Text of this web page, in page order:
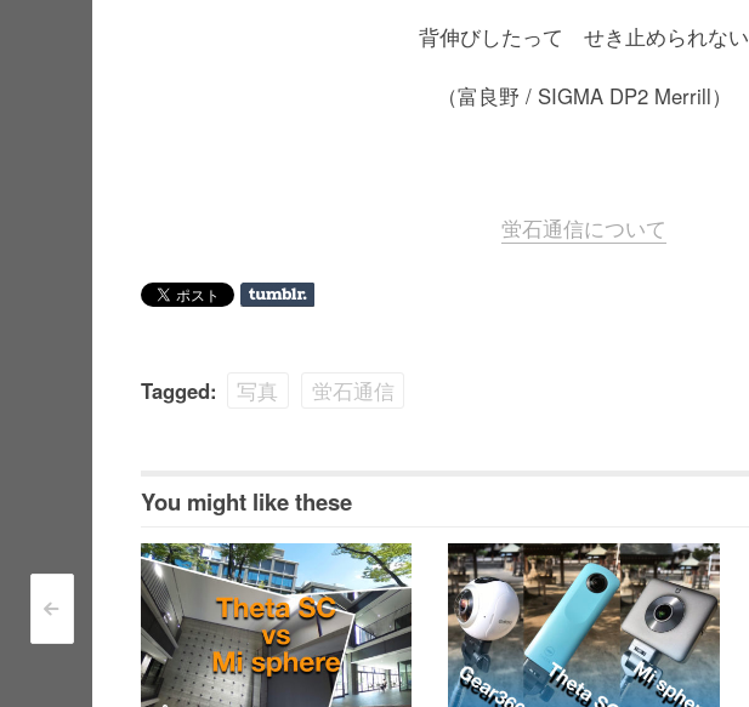
Post navigation
<
背伸びしたって せき止められない
（富良野 / SIGMA DP2 Merrill）
蛍石通信について
Tagged: 写真 蛍石通信
You might like these